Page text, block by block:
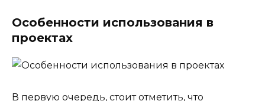
Особенности использования в
проектах
В первую очередь, стоит отметить, что